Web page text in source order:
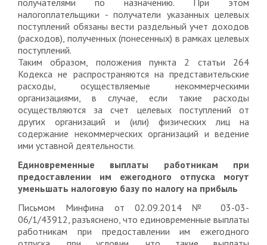
получателями по назначению. При этом
налогоплательщики - получатели указанных целевых
поступлений обязаны вести раздельный учет доходов
(расходов), полученных (понесенных) в рамках целевых
поступлений.
Таким образом, положения пункта 2 статьи 264
Кодекса не распространяются на представительские
расходы, осуществляемые некоммерческими
организациями, в случае, если такие расходы
осуществляются за счет целевых поступлений от
других организаций и (или) физических лиц на
содержание некоммерческих организаций и ведение
ими уставной деятельности.
Единовременные выплаты работникам при
предоставлении им ежегодного отпуска могут
уменьшать налоговую базу по налогу на прибыль
Письмом Минфина от 02.09.2014 № 03-03-
06/1/43912, разъяснено, что единовременные выплаты
работникам при предоставлении им ежегодного